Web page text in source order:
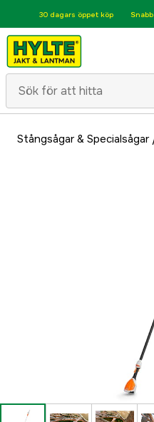
30 dagars öppet köp
Stångsågar & Specialsågar